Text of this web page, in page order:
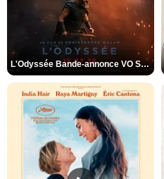
L'Odyssée Bande-annonce VO STFR